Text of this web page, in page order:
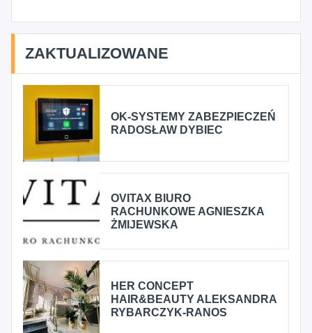
ZAKTUALIZOWANE
OK-SYSTEMY ZABEZPIECZEŃ
RADOSŁAW DYBIEC
OVITAX BIURO
RACHUNKOWE AGNIESZKA
ŻMIJEWSKA
HER CONCEPT
HAIR&BEAUTY ALEKSANDRA
RYBARCZYK-RANOS